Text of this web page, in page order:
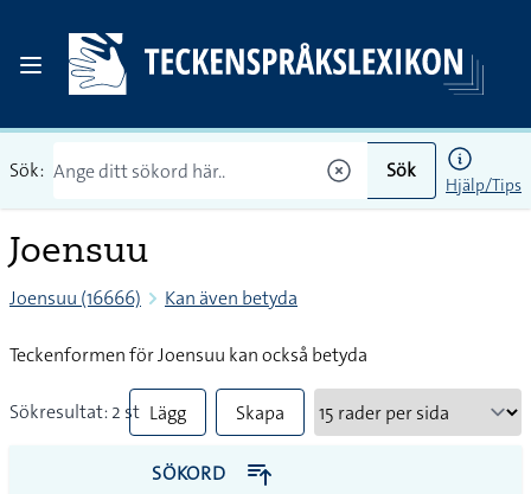
Sök: Sök
Hjälp/Tips
Joensuu
Joensuu (16666) Kan även betyda
Teckenformen för Joensuu kan också betyda
Sökresultat: 2 st Lägg
till
Skapa
PDF
SÖKORD